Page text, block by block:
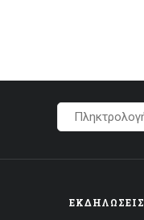
ΕΚΔΗΛΏΣΕΙΣ